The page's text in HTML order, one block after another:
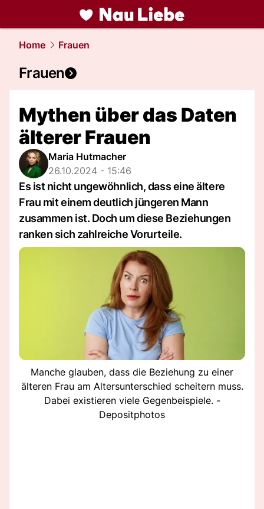
liebe.NAU.ch
Home Frauen
Frauen
Mythen über das Daten
älterer Frauen
Maria Hutmacher
26.10.2024 - 15:46
Es ist nicht ungewöhnlich, dass eine ältere
Frau mit einem deutlich jüngeren Mann
zusammen ist. Doch um diese Beziehungen
ranken sich zahlreiche Vorurteile.
Manche glauben, dass die Beziehung zu einer
älteren Frau am Altersunterschied scheitern muss.
Dabei existieren viele Gegenbeispiele. -
Depositphotos